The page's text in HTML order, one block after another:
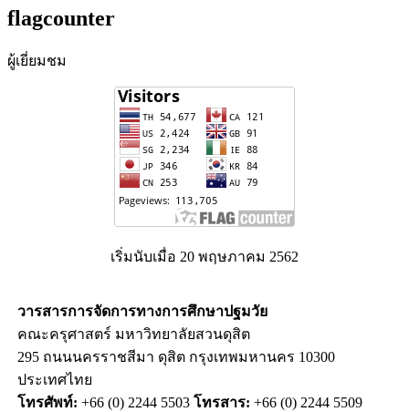
flagcounter
ผู้เยี่ยมชม
เริ่มนับเมื่อ 20 พฤษภาคม 2562
วารสารการจัดการทางการศึกษาปฐมวัย
คณะครุศาสตร์ มหาวิทยาลัยสวนดุสิต
295 ถนนนครราชสีมา ดุสิต กรุงเทพมหานคร 10300
ประเทศไทย
โทรศัพท์: +66 (0) 2244 5503 โทรสาร: +66 (0) 2244 5509